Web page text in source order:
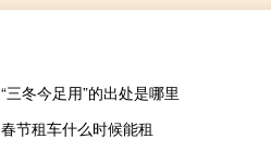
“三冬今足用”的出处是哪里
春节租车什么时候能租